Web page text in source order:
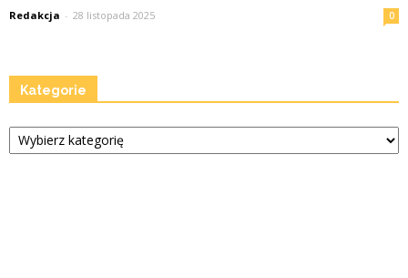
Redakcja - 28 listopada 2025 0
Kategorie
Kategorie